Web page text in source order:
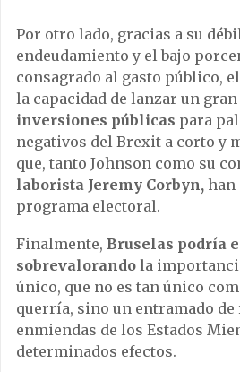
Por otro lado, gracias a su
endeudamiento y el bajo
consagrado al gasto público,
la capacidad de lanzar un gran
inversiones públicas para
negativos del Brexit a corto y
que, tanto Johnson como su
laborista Jeremy Corbyn, han
programa electoral.
Finalmente, Bruselas podría
sobrevalorando la
único, que no es tan único
querría, sino un entramado
enmiendas de los Estados
determinados efectos.